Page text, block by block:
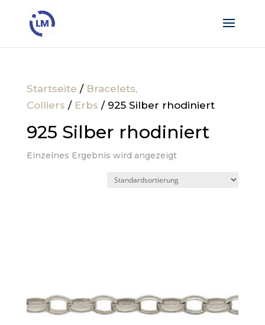
Startseite / Bracelets,
Colliers / Erbs / 925 Silber rhodiniert
925 Silber rhodiniert
Einzelnes Ergebnis wird angezeigt